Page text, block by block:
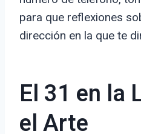
para que reflexiones
dirección en la que te
El 31 en la
el Arte